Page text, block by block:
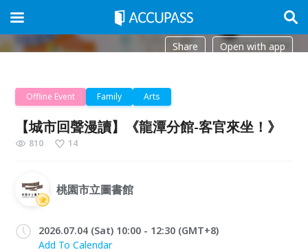
Share Open with app
Offline Event Family Arts
【城市回聲漫讀】《龍潭分館-客官來坐！》
810 14
桃園市立圖書館
2026.07.04 (Sat) 10:00 - 12:30 (GMT+8)
Add To Calendar